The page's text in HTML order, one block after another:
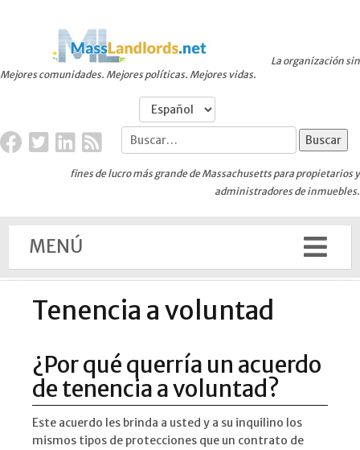
Mejores comunidades. Mejores políticas. Mejores vidas.
La organización sin
fines de lucro más grande de Massachusetts para propietarios y
administradores de inmuebles.
MENÚ
Tenencia a voluntad
¿Por qué querría un acuerdo
de tenencia a voluntad?
Este acuerdo les brinda a usted y a su inquilino los
mismos tipos de protecciones que un contrato de